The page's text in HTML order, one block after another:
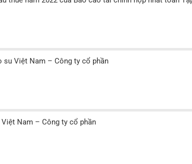
su Việt Nam – Công ty cổ phần
Nam – Công ty cổ phần